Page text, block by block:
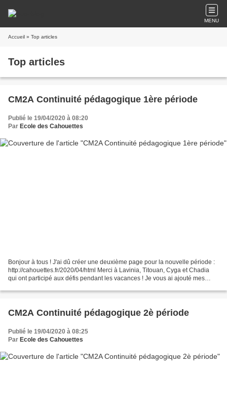
MENU
Accueil » Top articles
Top articles
CM2A Continuité pédagogique 1ère période
Publié le 19/04/2020 à 08:20
Par Ecole des Cahouettes
Bonjour à tous ! J'ai dû créer une deuxième page pour la nouvelle période :
http://cahouettes.fr/2020/04/html Merci à Lavinia, Titouan, Cyga et Chadia
qui ont participé aux défis pendant les vacances ! Je vous ai ajouté mes
CM2A Continuité pédagogique 2è période
Publié le 19/04/2020 à 08:25
Par Ecole des Cahouettes